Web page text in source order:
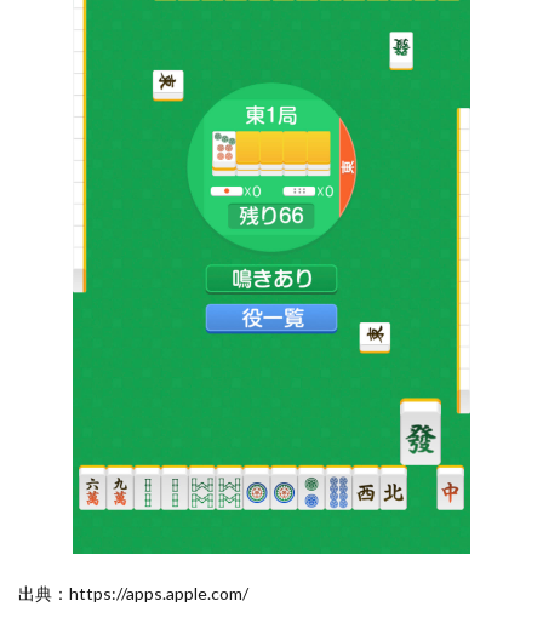
出典：https://apps.apple.com/